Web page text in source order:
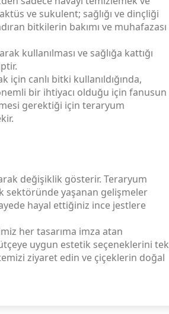
ve sukulent; sağlığı ve dinçliği
bitkilerin bakımı ve muhafazası
kullanılması ve sağlığa kattığı
canlı bitki kullanıldığında,
bir ihtiyacı olduğu için fanusun
gerektiği için teraryum
değişiklik gösterir. Teraryum
sektöründe yaşanan gelişmeler
hayal ettiğiniz ince jestlere
her tasarıma imza atan
uygun estetik seçeneklerini tek
ziyaret edin ve çiçeklerin doğal